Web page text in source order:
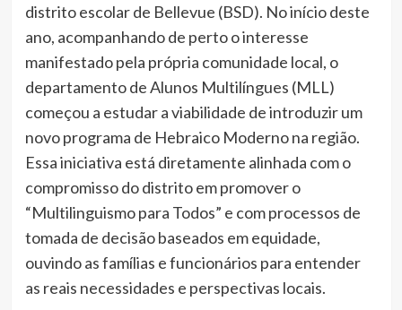
distrito escolar de Bellevue (BSD). No início deste
ano, acompanhando de perto o interesse
manifestado pela própria comunidade local, o
departamento de Alunos Multilíngues (MLL)
começou a estudar a viabilidade de introduzir um
novo programa de Hebraico Moderno na região.
Essa iniciativa está diretamente alinhada com o
compromisso do distrito em promover o
“Multilinguismo para Todos” e com processos de
tomada de decisão baseados em equidade,
ouvindo as famílias e funcionários para entender
as reais necessidades e perspectivas locais.